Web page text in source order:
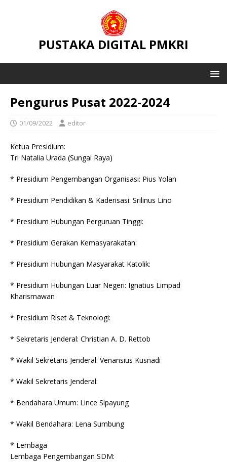
PUSTAKA DIGITAL PMKRI
Pengurus Pusat 2022-2024
01/09/2022 editor
Ketua Presidium:
Tri Natalia Urada (Sungai Raya)
* Presidium Pengembangan Organisasi: Pius Yolan
* Presidium Pendidikan & Kaderisasi: Srilinus Lino
* Presidium Hubungan Perguruan Tinggi:
* Presidium Gerakan Kemasyarakatan:
* Presidium Hubungan Masyarakat Katolik:
* Presidium Hubungan Luar Negeri: Ignatius Limpad
Kharismawan
* Presidium Riset & Teknologi:
* Sekretaris Jenderal: Christian A. D. Rettob
* Wakil Sekretaris Jenderal: Venansius Kusnadi
* Wakil Sekretaris Jenderal:
* Bendahara Umum: Lince Sipayung
* Wakil Bendahara: Lena Sumbung
* Lembaga
Lembaga Pengembangan SDM: